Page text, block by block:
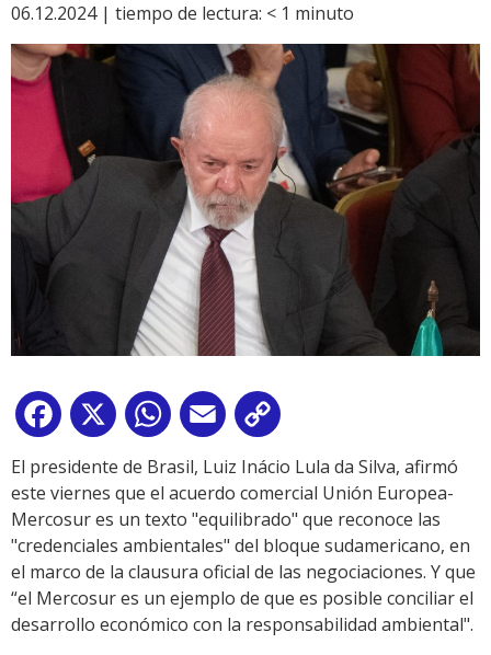
06.12.2024 | tiempo de lectura: < 1 minuto
Facebook
X WhatsApp
Email
Link
El presidente de Brasil, Luiz Inácio Lula da Silva, afirmó
este viernes que el acuerdo comercial Unión Europea-
Mercosur es un texto "equilibrado" que reconoce las
"credenciales ambientales" del bloque sudamericano, en
el marco de la clausura oficial de las negociaciones. Y que
“el Mercosur es un ejemplo de que es posible conciliar el
desarrollo económico con la responsabilidad ambiental".